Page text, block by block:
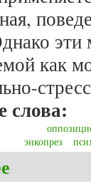
как
слова:
энкопрез